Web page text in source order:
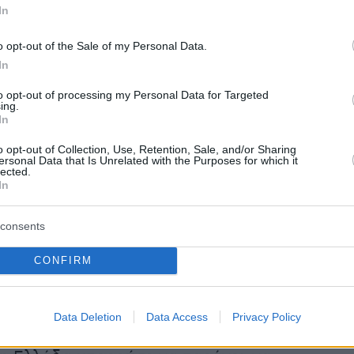
opt-out of the Sale of my Personal Data.
opt-out of processing my Personal Data for Targeted
opt-out of Collection, Use, Retention, Sale, and/or Sharing
Data that Is Unrelated with the Purposes for which it
CONFIRM
Data Deletion Data Access Privacy Policy
του Βασίλη Ζούλια για τον Κωστή
ακούω να γίνεται συζήτηση για τον
το μυαλό μου πάει αμέσως στον Κωστή
θυμάμαι γελαστό, αισιόδοξο, γεμάτο
τον ενθουσιασμό του όταν σε μία από
του συνεντεύξεις μου μιλούσε για τα